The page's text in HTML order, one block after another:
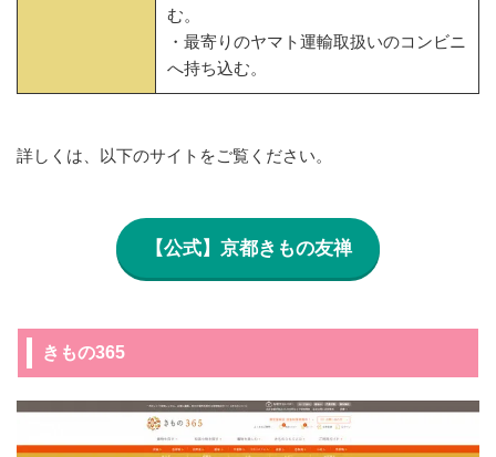
む。
・最寄りのヤマト運輸取扱いのコンビニ
へ持ち込む。
詳しくは、以下のサイトをご覧ください。
【公式】京都きもの友禅
きもの365